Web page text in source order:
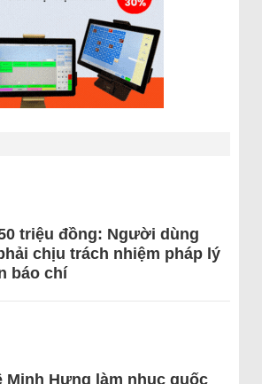
triệu đồng: Người dùng
chịu trách nhiệm pháp lý
báo chí
Minh Hưng làm nhục quốc